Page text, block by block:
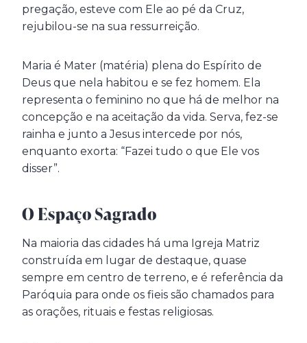
pregação, esteve com Ele ao pé da Cruz,
rejubilou-se na sua ressurreição.
Maria é Mater (matéria) plena do Espírito de
Deus que nela habitou e se fez homem. Ela
representa o feminino no que há de melhor na
concepção e na aceitação da vida. Serva, fez-se
rainha e junto a Jesus intercede por nós,
enquanto exorta: “Fazei tudo o que Ele vos
disser”.
O Espaço Sagrado
Na maioria das cidades há uma Igreja Matriz
construída em lugar de destaque, quase
sempre em centro de terreno, e é referência da
Paróquia para onde os fieis são chamados para
as orações, rituais e festas religiosas.